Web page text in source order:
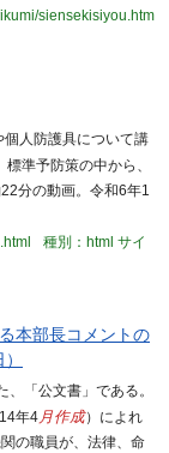
siensekisiyou.htm
個人防護具について講
標準予防策の中から、
分の動画。令和6年1
種別：html サイ
本部長コメントの
「公文書」である。
年4月作成）によれ
の職員が、法律、命